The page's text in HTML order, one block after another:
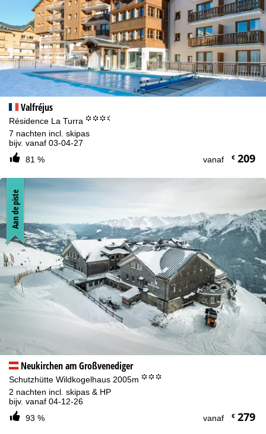
Valfréjus
Résidence La Turra °°°.
7 nachten incl. skipas
bijv. vanaf 03-04-27
81 %
vanaf €209
Neukirchen am Großvenediger
Schutzhütte Wildkogelhaus 2005m °°°
2 nachten incl. skipas & HP
bijv. vanaf 04-12-26
93 %
vanaf €279
Aan de piste